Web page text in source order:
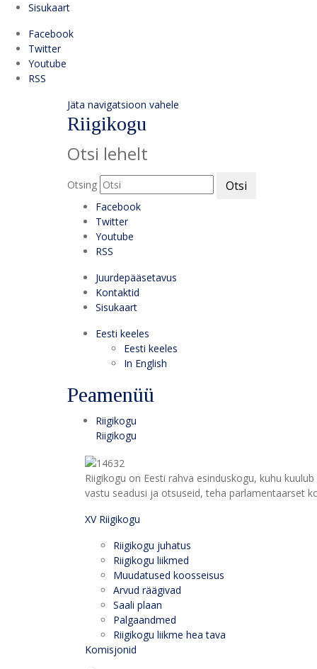
Sisukaart
Facebook
Twitter
Youtube
RSS
Jäta navigatsioon vahele
Riigikogu
Otsi lehelt
Otsing Otsi
Facebook
Twitter
Youtube
RSS
Juurdepääsetavus
Kontaktid
Sisukaart
Eesti keeles
Eesti keeles
In English
Peamenüü
Riigikogu
Riigikogu
Riigikogu on Eesti rahva esinduskogu, kuhu
vastu seadusi ja otsuseid, teha parlamentaarset
XV Riigikogu
Riigikogu juhatus
Riigikogu liikmed
Muudatused koosseisus
Arvud räägivad
Saali plaan
Palgaandmed
Riigikogu liikme hea tava
Komisjonid